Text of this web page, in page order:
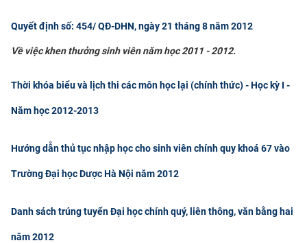
Quyết định số: 454/ QĐ-DHN, ngày 21 tháng 8 năm 2012
Về việc khen thưởng sinh viên năm học 2011 - 2012.
Thời khóa biểu và lịch thi các môn học lại (chính thức) - Học kỳ I -
Năm học 2012-2013
Hướng dẫn thủ tục nhập học cho sinh viên chính quy khoá 67 vào
Trường Đại học Dược Hà Nội năm 2012
Danh sách trúng tuyển Đại học chính quý, liên thông, văn bằng hai
năm 2012